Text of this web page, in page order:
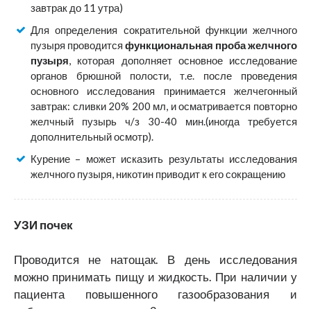
завтрак до 11 утра)
Для определения сократительной функции желчного
пузыря проводится функциональная проба желчного
пузыря, которая дополняет основное исследование
органов брюшной полости, т.е. после проведения
основного исследования принимается желчегонный
завтрак: сливки 20% 200 мл, и осматривается повторно
желчный пузырь ч/з 30-40 мин.(иногда требуется
дополнительный осмотр).
Курение – может исказить результаты исследования
желчного пузыря, никотин приводит к его сокращению
УЗИ почек
Проводится не натощак. В день исследования
можно принимать пищу и жидкость. При наличии у
пациента повышенного газообразования и